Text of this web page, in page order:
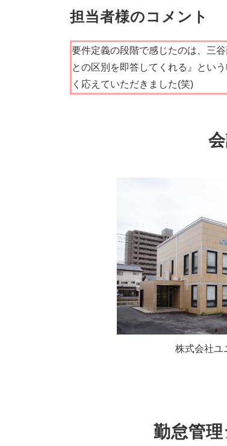
担当者様のコメント
要件定義の段階で感じたのは、三
との区別を即答してくれる』とい
く応えていただきました(笑)
株式会社ユ
勤怠管